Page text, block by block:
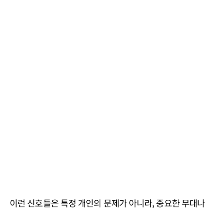
이런 신호들은 특정 개인의 문제가 아니라, 중요한 무대나